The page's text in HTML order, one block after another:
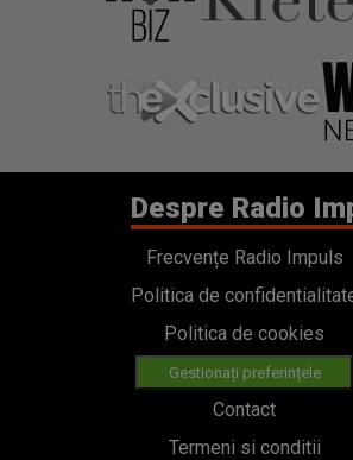
Despre Radio
Frecvențe Radio Impuls
Politica de
Politica de cookies
Gestionați preferințele
Contact
Termeni si conditii